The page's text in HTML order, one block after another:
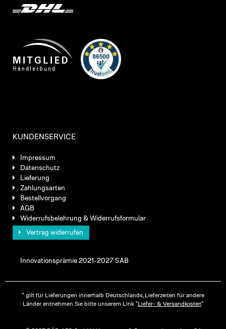
KUNDENSERVICE
Impressum
Datenschutz
Lieferung
Zahlungsarten
Bestellvorgang
AGB
Widerrufsbelehrung & Widerrufsformular
Vertrag widerrufen
Innovationsprämie 2021-2027 SAB
* gilt für Lieferungen innerhalb Deutschlands, Lieferzeiten für andere
Länder entnehmen Sie bitte unserem Link "Liefer- & Versandkosten"